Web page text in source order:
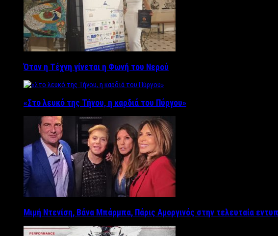
Όταν η Τέχνη γίνεται η Φωνή του Νερού
«Στο λευκό της Τήνου, η καρδιά του Πύργου»
Μιμή Ντενίση, Βάνα Μπάρμπα, Πάρις Αμοργινός στην τελευταία